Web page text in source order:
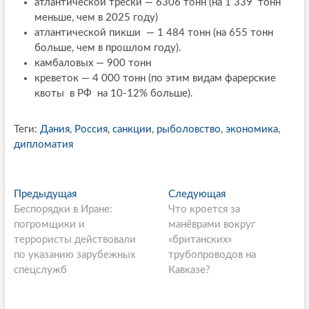
атлантической трески — 6306 тонн (на 1 339 тонн
меньше, чем в 2025 году)
атлантической пикши — 1 484 тонн (на 655 тонн
больше, чем в прошлом году).
камбаловых — 900 тонн
креветок — 4 000 тонн (по этим видам фарерские
квоты в РФ на 10-12% больше).
Теги: Дания, Россия, санкции, рыболовство, экономика,
дипломатия
P
o
s
t
ПредыдущаяП
р
е
д
ы
Беспорядки в Иране:
погромщики и
террористы действовали
по указанию зарубежных
спецслужб
Следующая
л
е
д
у
Что кроется за
манёврами вокруг
«британских»
трубопроводов на
Кавказе?